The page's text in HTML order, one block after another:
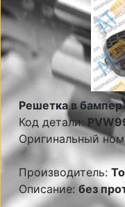
Решетка в бампер
Код детали:
Оригинальный
Производитель:
Описание: без